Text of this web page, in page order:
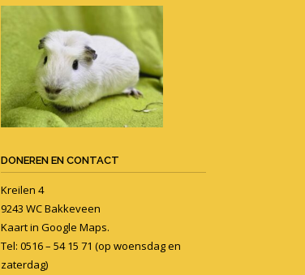
DONEREN EN CONTACT
Kreilen 4
9243 WC Bakkeveen
Kaart in Google Maps.
Tel: 0516 – 54 15 71 (op woensdag en
zaterdag)